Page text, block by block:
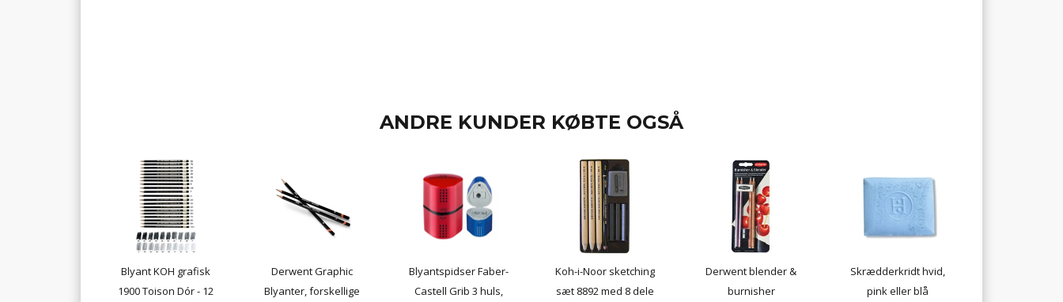
ANDRE KUNDER KØBTE OGSÅ
Blyant KOH grafisk
1900 Toison Dór - 12
Derwent Graphic
Blyanter, forskellige
Blyantspidser Faber-
Castell Grib 3 huls,
Koh-i-Noor sketching
sæt 8892 med 8 dele
Derwent blender &
burnisher
Skrædderkridt hvid,
pink eller blå